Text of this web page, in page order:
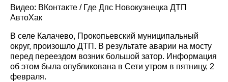
Видео: ВКонтакте / Где Дпс Новокузнецка ДТП
АвтоХак
В селе Калачево, Прокопьевский муниципальный
округ, произошло ДТП. В результате аварии на мосту
перед переездом возник большой затор. Информация
об этом была опубликована в Сети утром в пятницу, 2
февраля.